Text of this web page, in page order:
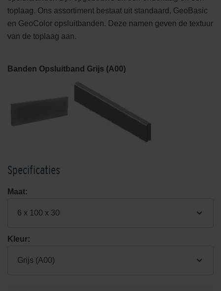
toplaag. Ons assortiment bestaat uit standaard, GeoBasic
en GeoColor opsluitbanden. Deze namen geven de textuur
van de toplaag aan.
Banden Opsluitband Grijs (A00)
Specificaties
Maat:
6 x 100 x 30
Kleur:
Grijs (A00)